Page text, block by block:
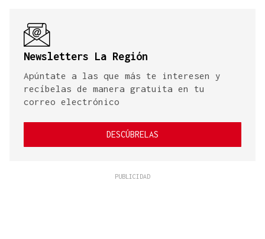
Newsletters La Región
Apúntate a las que más te interesen y
recíbelas de manera gratuita en tu
correo electrónico
DESCÚBRELAS